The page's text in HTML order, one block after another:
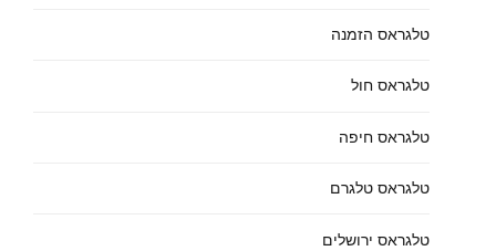
טלגראס הזמנה
טלגראס חול
טלגראס חיפה
טלגראס טלגרם
טלגראס ירושלים